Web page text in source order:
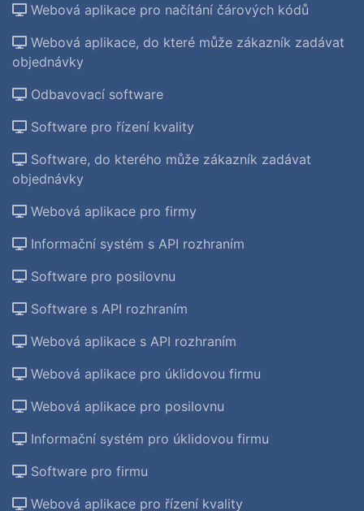
Webová aplikace pro načítání čárových kódů
Webová aplikace, do které může zákazník zadávat
objednávky
Odbavovací software
Software pro řízení kvality
Software, do kterého může zákazník zadávat
objednávky
Webová aplikace pro firmy
Informační systém s API rozhraním
Software pro posilovnu
Software s API rozhraním
Webová aplikace s API rozhraním
Webová aplikace pro úklidovou firmu
Webová aplikace pro posilovnu
Informační systém pro úklidovou firmu
Software pro firmu
Webová aplikace pro řízení kvality